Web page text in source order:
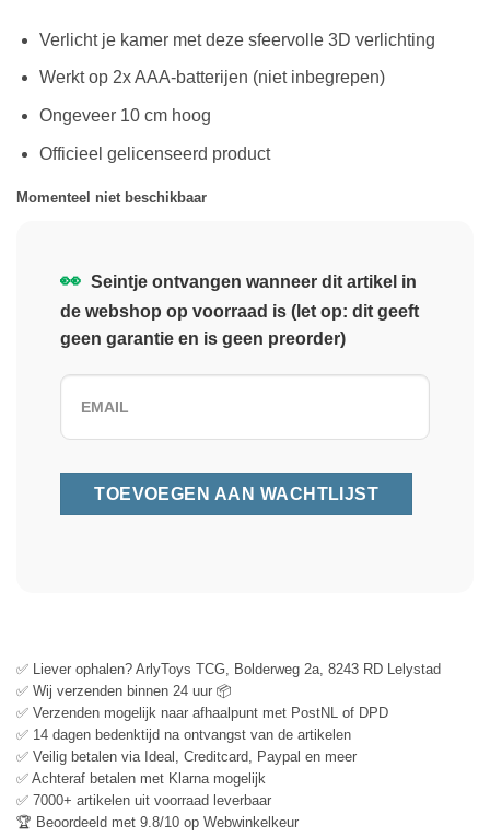
Verlicht je kamer met deze sfeervolle 3D verlichting
Werkt op 2x AAA-batterijen (niet inbegrepen)
Ongeveer 10 cm hoog
Officieel gelicenseerd product
Momenteel niet beschikbaar
👀 Seintje ontvangen wanneer dit artikel in
de webshop op voorraad is (let op: dit geeft
geen garantie en is geen preorder)
✅ Liever ophalen? ArlyToys TCG, Bolderweg 2a, 8243 RD Lelystad
✅ Wij verzenden binnen 24 uur 📦
✅ Verzenden mogelijk naar afhaalpunt met PostNL of DPD
✅ 14 dagen bedenktijd na ontvangst van de artikelen
✅ Veilig betalen via Ideal, Creditcard, Paypal en meer
✅ Achteraf betalen met Klarna mogelijk
✅ 7000+ artikelen uit voorraad leverbaar
🏆 Beoordeeld met 9.8/10 op Webwinkelkeur